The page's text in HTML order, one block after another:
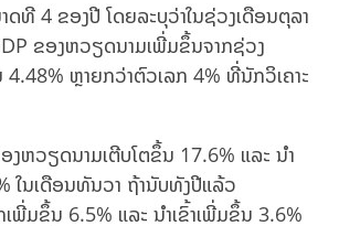
ດທີ 4 ຂອງປີ ໂດຍລະບຸວ່າໃນຊ່ວງເດືອນຕຸລາ
ຂອງຫວຽດນາມເພີ່ມຂຶ້ນຈາກຊ່ວງ
ຫຼາຍກວ່າຕົວເລກ 4% ທີ່ນັກວິເຄາະ
ງຫວຽດນາມເຕີບໂຕຂຶ້ນ 17.6% ແລະ ນຳ
ໃນເດືອນທັນວາ ຖ້ານັບທັງປີແລ້ວ
ພີ່ມຂຶ້ນ 6.5% ແລະ ນຳເຂົ້າເພີ່ມຂຶ້ນ 3.6%